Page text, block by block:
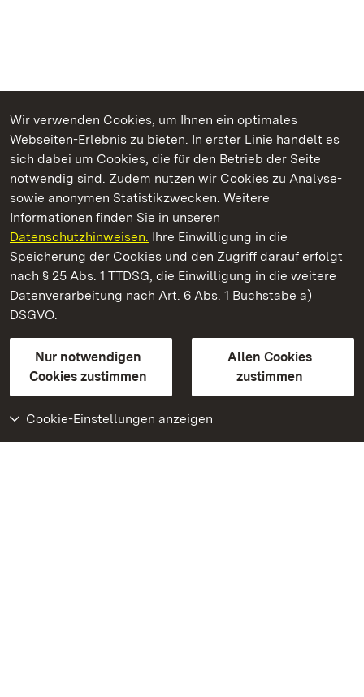
Wir verwenden Cookies, um Ihnen ein optimales
Webseiten-Erlebnis zu bieten. In erster Linie handelt es
sich dabei um Cookies, die für den Betrieb der Seite
notwendig sind. Zudem nutzen wir Cookies zu Analyse-
sowie anonymen Statistikzwecken. Weitere
Informationen finden Sie in unseren
Datenschutzhinweisen. Ihre Einwilligung in die
Speicherung der Cookies und den Zugriff darauf erfolgt
nach § 25 Abs. 1 TTDSG, die Einwilligung in die weitere
Datenverarbeitung nach Art. 6 Abs. 1 Buchstabe a)
DSGVO.
Nur notwendigen
Cookies zustimmen
Allen Cookies
zustimmen
Cookie-Einstellungen anzeigen
Kommen. Staunen. Genießen.
Staatliche Schlösser und Gärten Baden‑Württemberg
Staatliche Schlösser und Gärten Baden-Württemberg
Kontakt
GebärdenspracheLeichte Sprache
Erklärung zur Barrierefreiheit
BITV-konform (geprüfte Seiten)
Weiteres